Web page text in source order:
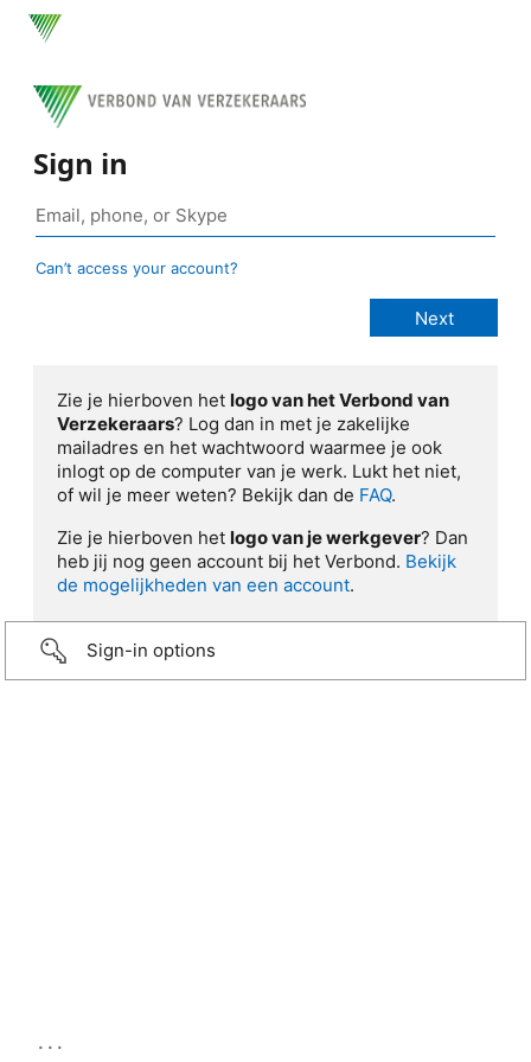
Sign in
Can’t access your account?
Zie je hierboven het logo van het Verbond van
Verzekeraars? Log dan in met je zakelijke
mailadres en het wachtwoord waarmee je ook
inlogt op de computer van je werk. Lukt het niet,
of wil je meer weten? Bekijk dan de FAQ.
Zie je hierboven het logo van je werkgever? Dan
heb jij nog geen account bij het Verbond. Bekijk
de mogelijkheden van een account.
Sign-in options
...